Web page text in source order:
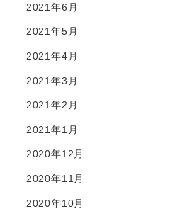
2021年6月
2021年5月
2021年4月
2021年3月
2021年2月
2021年1月
2020年12月
2020年11月
2020年10月